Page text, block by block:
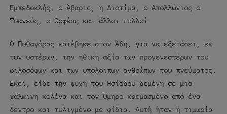
Εμπεδοκλής, ο Άβαρις, η Διοτίμα, ο Απολλώνιος ο
Τυανεύς, ο Ορφέας και άλλοι πολλοί.
Ο Πυθαγόρας κατέβηκε στον Άδη, για να εξετάσει, εκ
των υστέρων, την ηθική αξία των προγενεστέρων του
φιλοσόφων και των υπόλοιπων ανθρώπων του πνεύματος.
Εκεί, είδε την ψυχή του Ησίοδου δεμένη σε μια
χάλκινη κολόνα και τον Όμηρο κρεμασμένο από ένα
δέντρο και τυλιγμένο με φίδια. Αυτή ήταν ή τιμωρία